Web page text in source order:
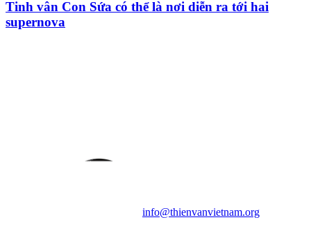
Tinh vân Con Sứa có thể là nơi diễn ra tới hai
supernova
info@thienvanvietnam.org